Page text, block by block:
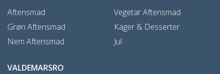
Aftensmad
Grøn Aftensmad
Nem Aftensmad
Vegetar Aftensmad
Kager & Desserter
Jul
VALDEMARSRO